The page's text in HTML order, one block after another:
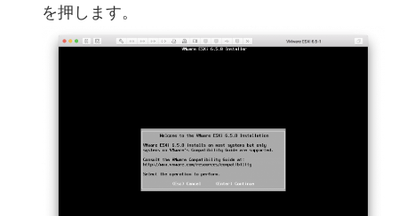
を押します。